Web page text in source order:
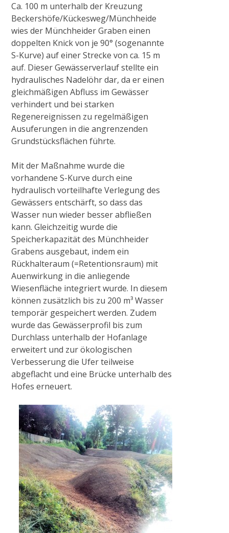
2015
Ausgleichsmaßnahme Cloerbruch, Gewässer
32.01.07
Naturnaher Gewässerausbau 06.04 in
Grefrath-Vinkrath
2016
Gewässerrenaturierung Zweigkanal –
Mündung
Radtour zum historischen Wehr
2017
Gewässerausbau Cloer am Bettrather Dyk
Sohlschalenentnahme
Radtour „Wasserwirtschaft rund um Grefrath“
Radtour „Hochwasservorsorge am Hammer
Bach“
2018
Abriss Stallgebäude in Viersen
Renaturierung Stadtgraben Wachtendonk
Ca. 100 m unterhalb der Kreuzung
Beckershöfe/Kückesweg/Münchheide
wies der Münchheider Graben einen
doppelten Knick von je 90° (sogenannte
S-Kurve) auf einer Strecke von ca. 15 m
auf. Dieser Gewässerverlauf stellte ein
hydraulisches Nadelöhr dar, da er einen
gleichmäßigen Abfluss im Gewässer
verhindert und bei starken
Regenereignissen zu regelmäßigen
Ausuferungen in die angrenzenden
Grundstücksflächen führte.
Mit der Maßnahme wurde die
vorhandene S-Kurve durch eine
hydraulisch vorteilhafte Verlegung des
Gewässers entschärft, so dass das
Wasser nun wieder besser abfließen
kann. Gleichzeitig wurde die
Speicherkapazität des Münchheider
Grabens ausgebaut, indem ein
Rückhalteraum (=Retentionsraum) mit
Auenwirkung in die anliegende
Wiesenfläche integriert wurde. In diesem
können zusätzlich bis zu 200 m³ Wasser
temporär gespeichert werden. Zudem
wurde das Gewässerprofil bis zum
Durchlass unterhalb der Hofanlage
erweitert und zur ökologischen
Verbesserung die Ufer teilweise
abgeflacht und eine Brücke unterhalb des
Hofes erneuert.